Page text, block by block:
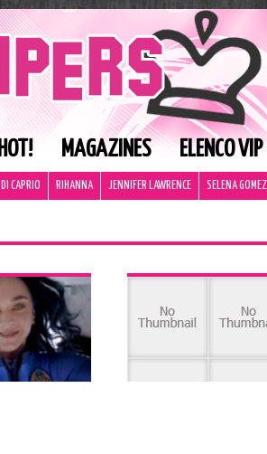
HOT! MAGAZINES ELENCO VIP
CAPRIO RIHANNA JENNIFER LAWRENCE SELENA GOMEZ